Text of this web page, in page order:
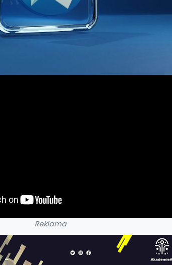
Reklama